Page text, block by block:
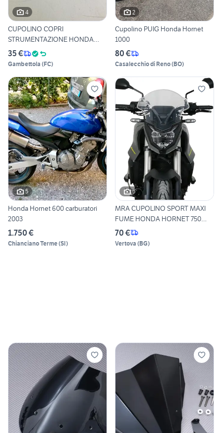
4
CUPOLINO COPRI
STRUMENTAZIONE HONDA
HORNET BIANCO
35 €
Gambettola (FC)
2
Cupolino PUIG Honda Hornet
1000
80 €
Casalecchio di Reno(BO)
5
Honda Hornet 600 carburatori
2003
1.750 €
Chianciano Terme(SI)
5
MRA CUPOLINO SPORT MAXI
FUME HONDA HORNET 750
2023
70 €
Vertova (BG)